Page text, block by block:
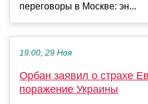
переговоры в Москве: эн...
19:00, 29 Ноя
Орбан заявил о страхе
поражение Украины